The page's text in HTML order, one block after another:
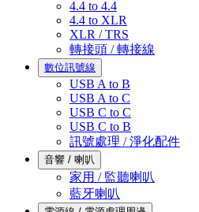
4.4 to 4.4
4.4 to XLR
XLR / TRS
轉接頭 / 轉接線
數位訊號線
USB A to B
USB A to C
USB C to C
USB C to B
訊號處理 / 淨化配件
音響 / 喇叭
家用 / 監聽喇叭
藍牙喇叭